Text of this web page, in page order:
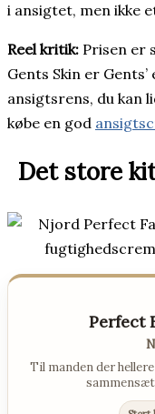
i ansigtet, men ikke
Reel kritik: Prisen er
Gents Skin er
ansigtsrens, du kan
købe en god
Det store
Perfect
Til manden der